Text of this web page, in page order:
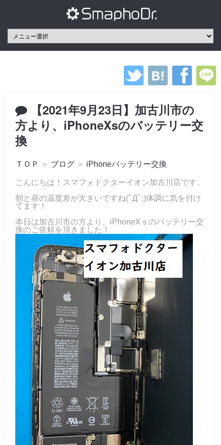
【2021年9月23日】加古川市の
方より、iPhoneXsのバッテリー交
換
ＴＯＰ ＞ ブログ ＞ iPhoneバッテリー交換
こんにちは！スマフォドクターイオン加古川店です。
朝と昼の温度差が大きいですね(ﾟДﾟ;)体調に気を付け
てます！
本日は加古川市の方より、iPhoneXｓのバッテリー交
換のご依頼を頂きました！